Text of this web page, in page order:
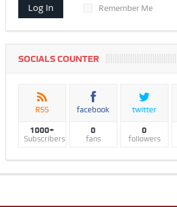
Log In Remember Me
SOCIALS COUNTER
RSS
1000+
Subscribers
facebook
0
fans
twitter
0
followers